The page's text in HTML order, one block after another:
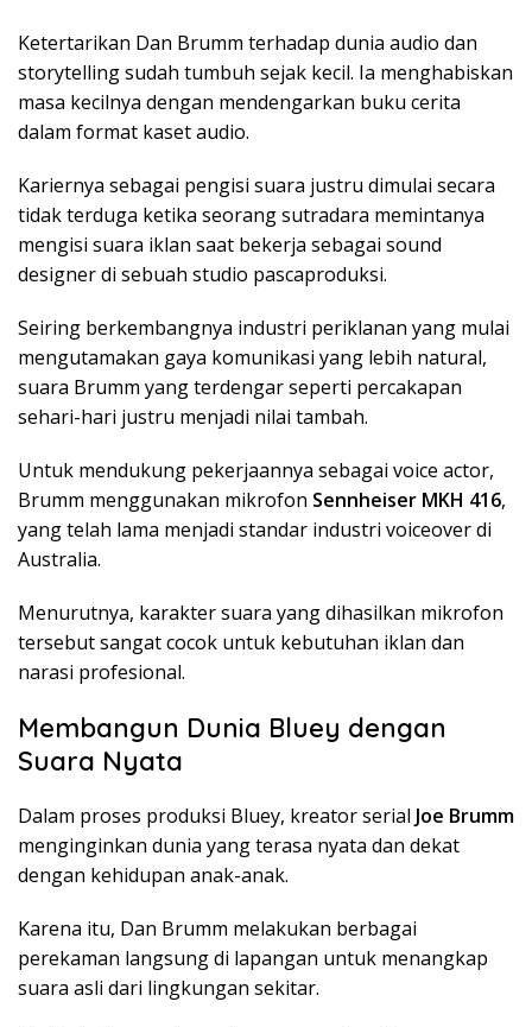
Ketertarikan Dan Brumm terhadap dunia audio dan
storytelling sudah tumbuh sejak kecil. Ia menghabiskan
masa kecilnya dengan mendengarkan buku cerita
dalam format kaset audio.
Kariernya sebagai pengisi suara justru dimulai secara
tidak terduga ketika seorang sutradara memintanya
mengisi suara iklan saat bekerja sebagai sound
designer di sebuah studio pascaproduksi.
Seiring berkembangnya industri periklanan yang mulai
mengutamakan gaya komunikasi yang lebih natural,
suara Brumm yang terdengar seperti percakapan
sehari-hari justru menjadi nilai tambah.
Untuk mendukung pekerjaannya sebagai voice actor,
Brumm menggunakan mikrofon Sennheiser MKH 416,
yang telah lama menjadi standar industri voiceover di
Australia.
Menurutnya, karakter suara yang dihasilkan mikrofon
tersebut sangat cocok untuk kebutuhan iklan dan
narasi profesional.
Membangun Dunia Bluey dengan
Suara Nyata
Dalam proses produksi Bluey, kreator serial Joe Brumm
menginginkan dunia yang terasa nyata dan dekat
dengan kehidupan anak-anak.
Karena itu, Dan Brumm melakukan berbagai
perekaman langsung di lapangan untuk menangkap
suara asli dari lingkungan sekitar.